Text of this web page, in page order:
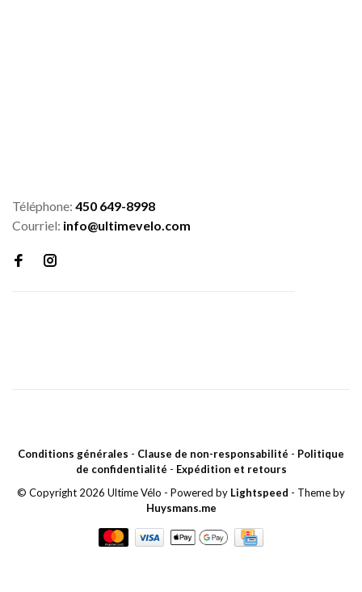
Téléphone: 450 649-8998
Courriel: info@ultimevelo.com
Conditions générales - Clause de non-responsabilité - Politique
de confidentialité - Expédition et retours
© Copyright 2026 Ultime Vélo - Powered by Lightspeed - Theme by
Huysmans.me